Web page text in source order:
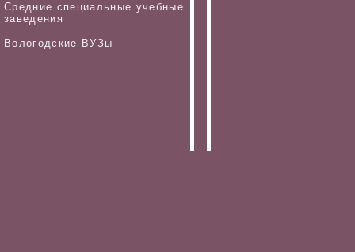
Средние специальные учебные
заведения
Вологодские ВУЗы